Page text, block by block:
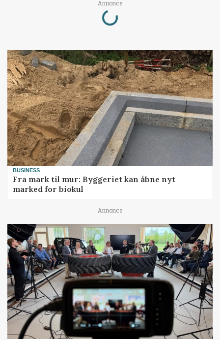
Annonce
BUSINESS
Fra mark til mur: Byggeriet kan åbne nyt
marked for biokul
Annonce